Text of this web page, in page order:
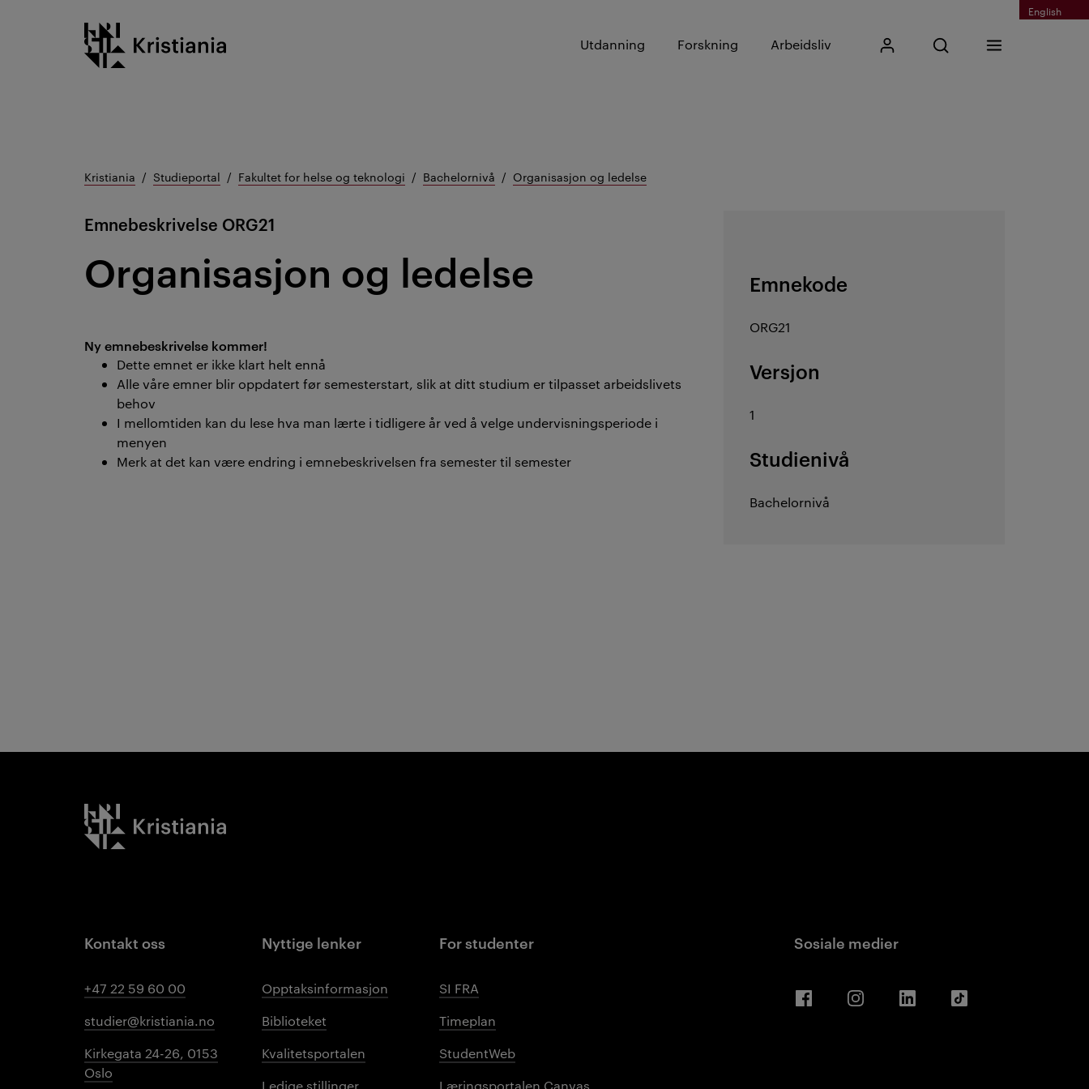
English
Kristiania logo
Utdanning Forskning Arbeidsliv Mitt KristianiaÅpne søk
Skriv inn søkefrase
Søk
Meny
Kristiania Studieportal Fakultet for helse og teknologi Bachelornivå Organisasjon og ledelse
Emnebeskrivelse ORG21
Organisasjon og ledelse Emnekode
ORG21
Versjon
1
Studienivå
Bachelornivå
Ny emnebeskrivelse kommer!
Dette emnet er ikke klart helt ennå
Alle våre emner blir oppdatert før semesterstart, slik at ditt studium er tilpasset arbeidslivets
behov
I mellomtiden kan du lese hva man lærte i tidligere år ved å velge undervisningsperiode i
menyen
Merk at det kan være endring i emnebeskrivelsen fra semester til semester
Kristiania logo
Kontakt oss
+47 22 59 60 00
studier@kristiania.no
Kirkegata 24-26, 0153
Oslo
Nyttige lenker
Opptaksinformasjon
Biblioteket
Kvalitetsportalen
Ledige stillinger
For studenter
SI FRA
Timeplan
StudentWeb
Læringsportalen Canvas
Sosiale medier